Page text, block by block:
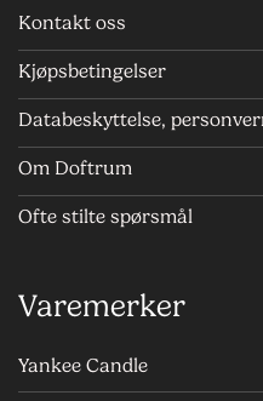
Kontakt oss
Kjøpsbetingelser
Databeskyttelse,
Om Doftrum
Ofte stilte spørsmål
Varemerker
Yankee Candle